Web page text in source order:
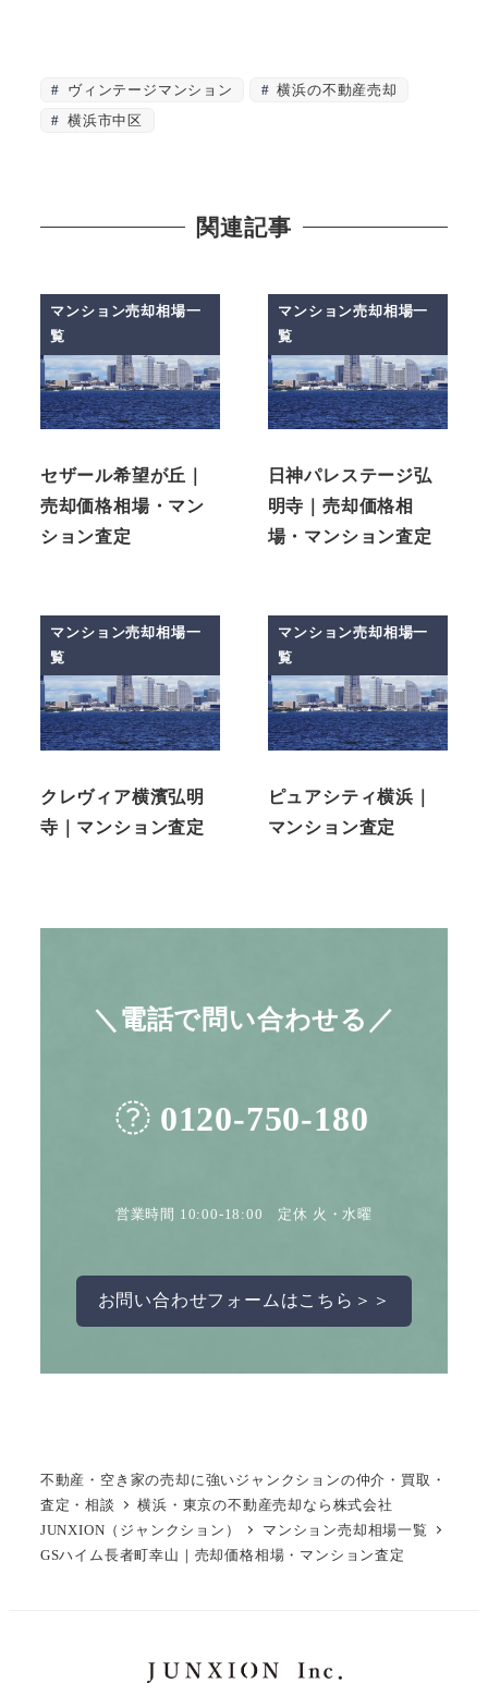
ヴィンテージマンション
横浜の不動産売却
横浜市中区
関連記事
マンション売却相場一
覧
セザール希望が丘｜
売却価格相場・マン
ション査定
マンション売却相場一
覧
日神パレステージ弘
明寺｜売却価格相
場・マンション査定
マンション売却相場一
覧
クレヴィア横濱弘明
寺｜マンション査定
マンション売却相場一
覧
ピュアシティ横浜｜
マンション査定
＼電話で問い合わせる／
0120-750-180
営業時間 10:00-18:00 定休 火・水曜
お問い合わせフォームはこちら＞＞
不動産・空き家の売却に強いジャンクションの仲介・買取・
査定・相談
横浜・東京の不動産売却なら株式会社
JUNXION（ジャンクション）
マンション売却相場一覧
GSハイム長者町幸山｜売却価格相場・マンション査定